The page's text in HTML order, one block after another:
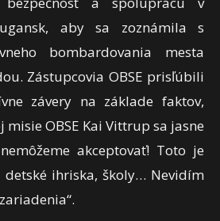
aby sa zoznámila s
bombardovania mesta
Zástupcovia OBSE prisľúbili
závery na základe faktov,
OBSE Kai Vittrup sa jasne
akceptovať! Toto je
ihriska, školy… Nevidím